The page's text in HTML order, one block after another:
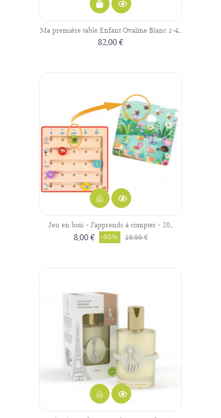
Ma première table Enfant Ovaline Blanc 1-4...
82,00 €
Jeu en bois - J'apprends à compter - 20...
8,00 € -60% 19,99 €